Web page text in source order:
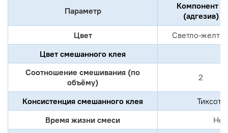
Параметр
Компонент А
(адгезив)
Цвет
Светло-
Цвет смешанного клея
Соотношение смешивания (по
объёму)
2
Консистенция смешанного клея
Время жизни смеси
Не